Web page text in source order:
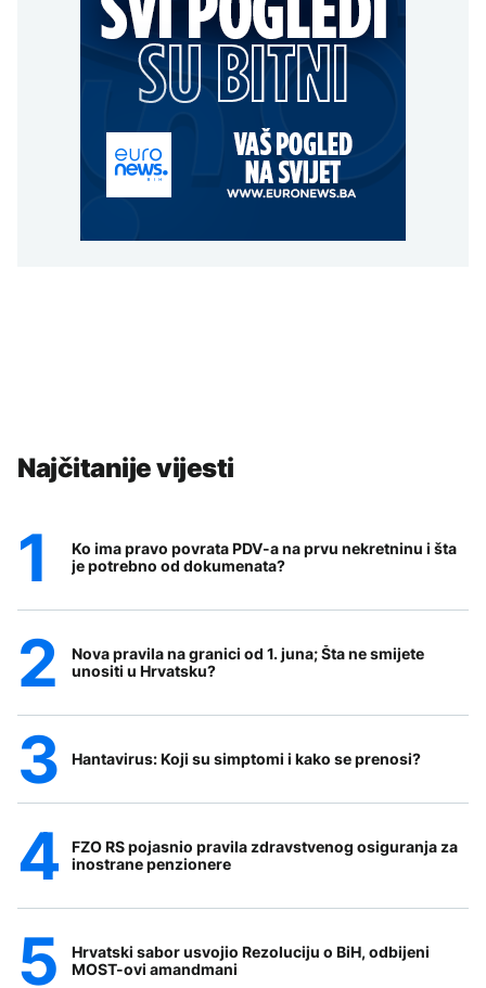
Najčitanije vijesti
Ko ima pravo povrata PDV-a na prvu nekretninu i šta
je potrebno od dokumenata?
Nova pravila na granici od 1. juna; Šta ne smijete
unositi u Hrvatsku?
Hantavirus: Koji su simptomi i kako se prenosi?
FZO RS pojasnio pravila zdravstvenog osiguranja za
inostrane penzionere
Hrvatski sabor usvojio Rezoluciju o BiH, odbijeni
MOST-ovi amandmani